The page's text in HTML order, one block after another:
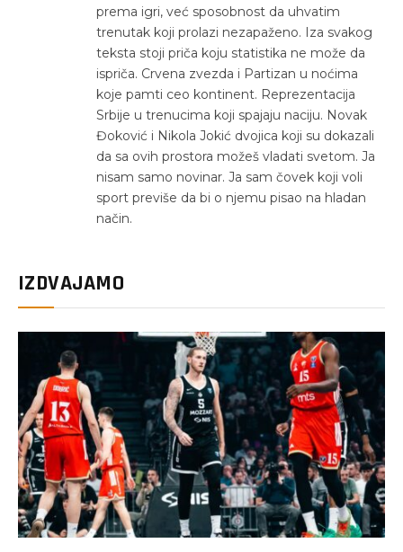
prema igri, već sposobnost da uhvatim
trenutak koji prolazi nezapaženo. Iza svakog
teksta stoji priča koju statistika ne može da
ispriča. Crvena zvezda i Partizan u noćima
koje pamti ceo kontinent. Reprezentacija
Srbije u trenucima koji spajaju naciju. Novak
Đoković i Nikola Jokić dvojica koji su dokazali
da sa ovih prostora možeš vladati svetom. Ja
nisam samo novinar. Ja sam čovek koji voli
sport previše da bi o njemu pisao na hladan
način.
IZDVAJAMO